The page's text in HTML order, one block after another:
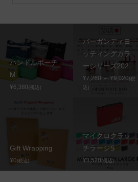
ハンドルポーチ
M
¥6,380(税込)
バーガンディヨ
ッティングカラ
ーシリーズ202...
¥7,260 ～ ¥9,020(税
込)
Gift Wrapping
¥0(税込)
マイクロクラッ
チラージS
¥3,520(税込)